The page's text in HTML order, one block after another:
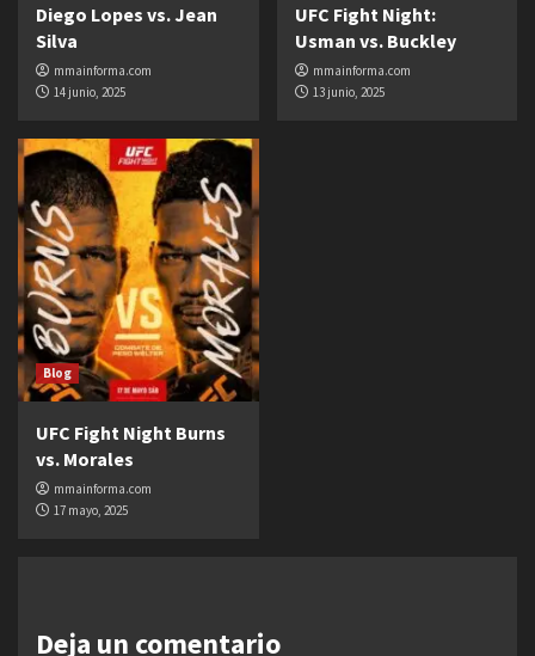
Diego Lopes vs. Jean
Silva
mmainforma.com
14 junio, 2025
UFC Fight Night:
Usman vs. Buckley
mmainforma.com
13 junio, 2025
Blog
UFC Fight Night Burns
vs. Morales
mmainforma.com
17 mayo, 2025
Deja un comentario